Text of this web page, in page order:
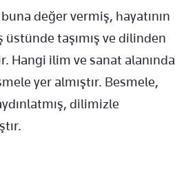
değer vermiş, hayatının
üstünde taşımış ve dilinden
Hangi ilim ve sanat alanında
yer almıştır. Besmele,
dilimizle